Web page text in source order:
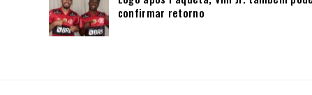
confirmar retorno